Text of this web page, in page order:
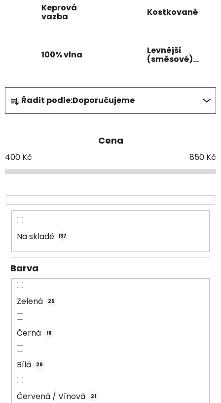
Keprová
vazba Kostkované
100% vlna Levnější
(směsové)
Ř
a
z
í
p
o
d
ů
Řadit podle:Doporučujeme
Cena
400 Kč 850 Kč
Na skladě 137
Barva
Zelená 25
Černá 16
Bílá 29
Červená / Vínová 21